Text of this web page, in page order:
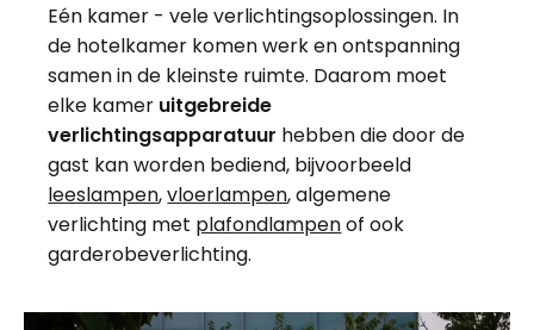
Eén kamer - vele verlichtingsoplossingen. In
de hotelkamer komen werk en ontspanning
samen in de kleinste ruimte. Daarom moet
elke kamer uitgebreide
verlichtingsapparatuur hebben die door de
gast kan worden bediend, bijvoorbeeld
leeslampen,vloerlampen, algemene
verlichting met plafondlampenof ook
garderobeverlichting.